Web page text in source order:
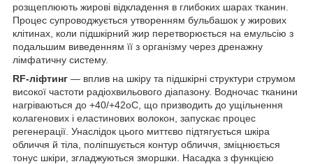
розщеплюють жирові відкладення в глибоких шарах тканин.
Процес супроводжується утворенням бульбашок у жирових
клітинах, коли підшкірний жир перетворюється на емульсію з
подальшим виведенням її з організму через дренажну
лімфатичну систему.
RF-ліфтинг — вплив на шкіру та підшкірні структури струмом
високої частоти радіохвильового діапазону. Водночас тканини
нагріваються до +40/+42оС, що призводить до ущільнення
колагенових і еластинових волокон, запускає процес
регенерації. Унаслідок цього миттєво підтягується шкіра
обличчя й тіла, поліпшується контур обличчя, зміцнюється
тонус шкіри, згладжуються зморшки. Насадка з функцією